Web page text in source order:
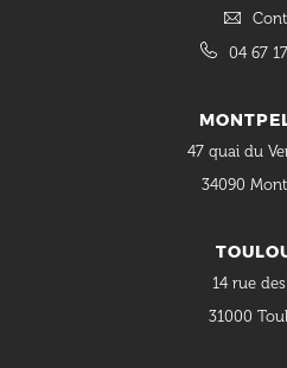
04 67
47 quai du
34090
14 rue
31000